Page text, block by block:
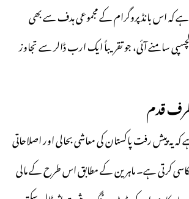
ہے کہ اس بانڈ پروگرام کے مجموعی ہدف سے بھی
سامنے آئی، جو تقریباً ایک ارب ڈالر سے تجاوز
قدم
کہ یہ پیش رفت پاکستان کی معاشی بحالی اور اصلاحاتی
کرتی ہے۔ ماہرین کے مطابق اس طرح کے مالی